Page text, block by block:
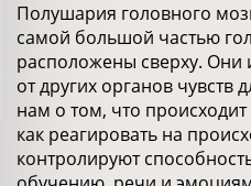
Полушария головного
самой большой частью
расположены сверху.
от других органов чувств
нам о том, что
как реагировать на
контролируют